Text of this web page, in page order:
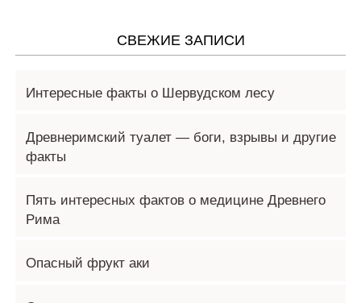
СВЕЖИЕ ЗАПИСИ
Интересные факты о Шервудском лесу
Древнеримский туалет — боги, взрывы и другие
факты
Пять интересных фактов о медицине Древнего
Рима
Опасный фрукт аки